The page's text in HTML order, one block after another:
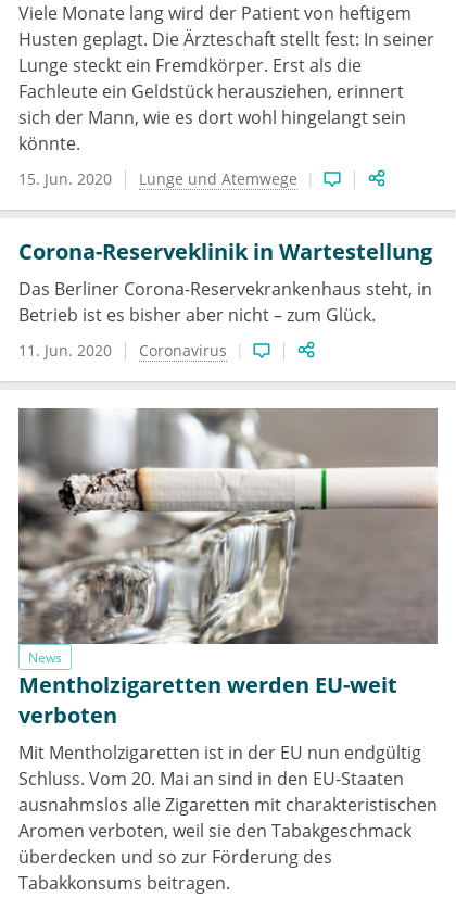
Viele Monate lang wird der Patient von heftigem
Husten geplagt. Die Ärzteschaft stellt fest: In seiner
Lunge steckt ein Fremdkörper. Erst als die
Fachleute ein Geldstück herausziehen, erinnert
sich der Mann, wie es dort wohl hingelangt sein
könnte.
15. Jun. 2020 Lunge und Atemwege
Corona-Reserveklinik in Wartestellung
Das Berliner Corona-Reservekrankenhaus steht, in
Betrieb ist es bisher aber nicht – zum Glück.
11. Jun. 2020 Coronavirus
News
Mentholzigaretten werden EU-weit
verboten
Mit Mentholzigaretten ist in der EU nun endgültig
Schluss. Vom 20. Mai an sind in den EU-Staaten
ausnahmslos alle Zigaretten mit charakteristischen
Aromen verboten, weil sie den Tabakgeschmack
überdecken und so zur Förderung des
Tabakkonsums beitragen.